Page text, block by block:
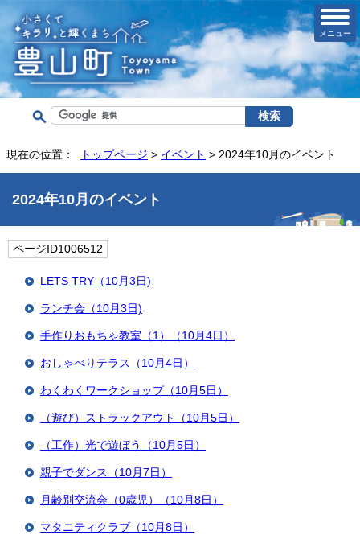
メニュー
現在の位置： トップページ > イベント > 2024年10月のイベント
2024年10月のイベント
ページID1006512
LETS TRY（10月3日)
ランチ会（10月3日)
手作りおもちゃ教室（1）（10月4日）
おしゃべりテラス（10月4日）
わくわくワークショップ（10月5日）
（遊び）ストラックアウト（10月5日）
（工作）光で遊ぼう（10月5日）
親子でダンス（10月7日）
月齢別交流会（0歳児）（10月8日）
マタニティクラブ（10月8日）